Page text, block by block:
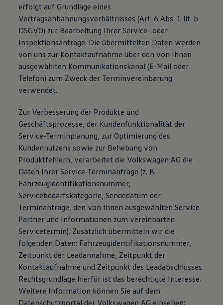
erfolgt auf Grundlage eines
Vertragsanbahnungsverhältnisses (Art. 6 Abs. 1 lit. b
DSGVO) zur Bearbeitung Ihrer Service- oder
Inspektionsanfrage. Die übermittelten Daten werden
von uns zur Kontaktaufnahme über den von Ihnen
ausgewählten Kommunikationskanal (E-Mail oder
Telefon) zum Zweck der Terminvereinbarung
verwendet.
Zur Verbesserung der Produkte und
Geschäftsprozesse, der Kundenfunktionalität der
Service-Terminplanung, zur Optimierung des
Kundennutzens sowie zur Behebung von
Produktfehlern, verarbeitet die Volkswagen AG die
Daten Ihrer Service-Terminanfrage (z. B.
Fahrzeugidentifikationsnummer,
Servicebedarfskategorie, Sendedatum der
Terminanfrage, den von Ihnen ausgewählten Service
Partner und Informationen zum vereinbarten
Servicetermin). Zusätzlich übermitteln wir die
folgenden Daten: Fahrzeugidentifikationsnummer,
Zeitpunkt der Leadannahme, Zeitpunkt der
Kontaktaufnahme und Zeitpunkt des Leadabschlusses.
Rechtsgrundlage hierfür ist das berechtigte Interesse.
Weitere Information können Sie auf dem
Datenschutzportal der Volkswagen AG einsehen: